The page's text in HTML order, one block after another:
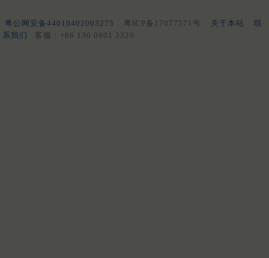
粤公网安备44010402003275 粤ICP备17077571号 关于本站
联
系我们
客服：+86 136 0901 3320